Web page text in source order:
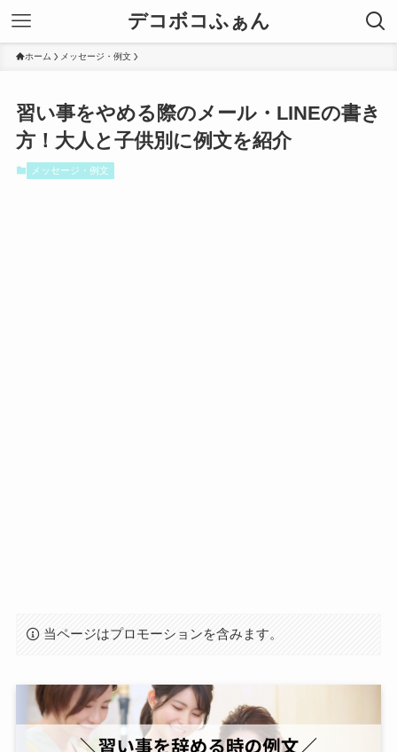
デコボコふぁん
ホーム メッセージ・例文
習い事をやめる際のメール・LINEの書き
方！大人と子供別に例文を紹介
メッセージ・例文
当ページはプロモーションを含みます。